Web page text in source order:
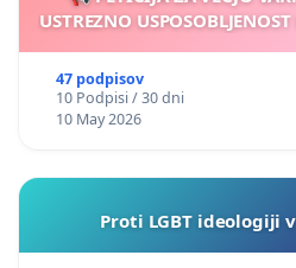
USTREZNO
47 podpisov
10 Podpisi / 30 dni
10 May 2026
Proti LGBT ideologiji